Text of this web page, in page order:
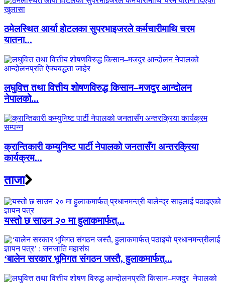
ठमेलस्थित आर्या होटलका सुपरभाइजरले कर्मचारीमाथि चरम
यातना...
लघुवित्त तथा वित्तीय शोषणविरुद्ध किसान–मजदुर आन्दोलन
नेपालको...
क्रान्तिकारी कम्युनिष्ट पार्टी नेपालको जनतासँग अन्तरक्रिया
कार्यक्रम...
ताजा
यस्तो छ साउन २० मा हुलाकमार्फत्...
‘बालेन सरकार भूमिगत संगठन जस्तै, हुलाकमार्फत्...